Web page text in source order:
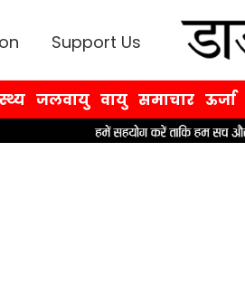
Support Us
जलवायु वायु समाचार ऊर्जा